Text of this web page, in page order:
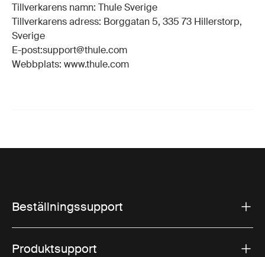
Tillverkarens namn: Thule Sverige
Tillverkarens adress: Borggatan 5, 335 73 Hillerstorp,
Sverige
E-post:support@thule.com
Webbplats: www.thule.com
Beställningssupport
Produktsupport